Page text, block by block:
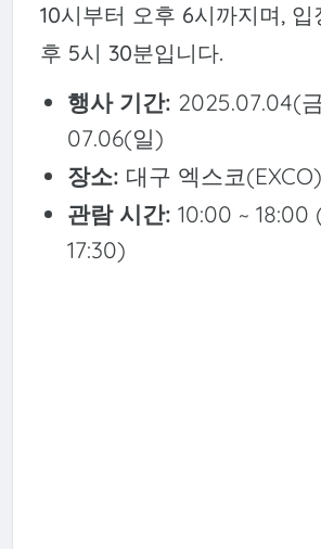
10시부터 오후 6시까지며,
후 5시 30분입니다.
행사 기간: 2025.07.04(
07.06(일)
장소: 대구 엑스코
관람 시간: 10:00 ~ 18:00
17:30)